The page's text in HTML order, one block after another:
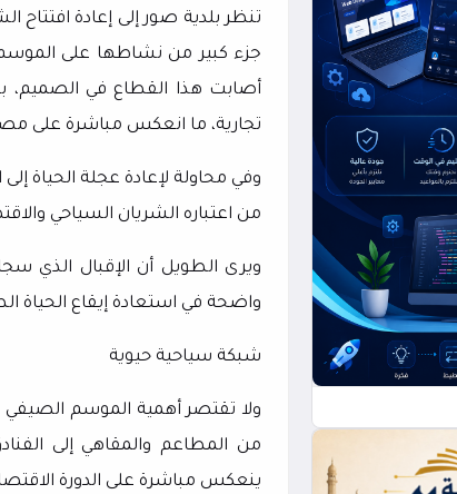
تنظر بلدية صور إلى إعادة
جزء كبير من نشاطها على
أصابت هذا القطاع في
تجارية، ما انعكس مباشرة على
وفي محاولة لإعادة عجلة الحياة إلى
من اعتباره الشريان السياحي
ويرى الطويل أن الإقبال الذي
واضحة في استعادة إيقاع الحياة
شبكة سياحية حيوية
ولا تقتصر أهمية الموسم
من المطاعم والمقاهي إلى
ينعكس مباشرة على الدورة